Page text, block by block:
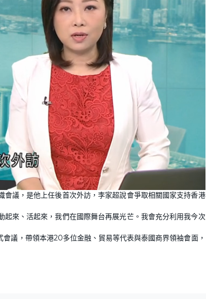
會議，是他上任後首次外訪，李家超說會爭取相關國家支持香港
來、活起來，我們在國際舞台再展光芒。我會充分利用我今次
議，帶領本港20多位金融、貿易等代表與泰國商界領袖會面，